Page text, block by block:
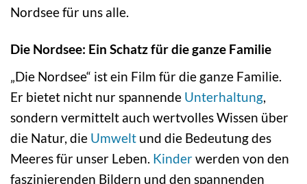
Nordsee für uns alle.
Die Nordsee: Ein Schatz für die ganze Familie
„Die Nordsee“ ist ein Film für die ganze Familie.
Er bietet nicht nur spannende Unterhaltung,
sondern vermittelt auch wertvolles Wissen über
die Natur, die Umwelt und die Bedeutung des
Meeres für unser Leben. Kinderwerden von den
faszinierenden Bildern und den spannenden